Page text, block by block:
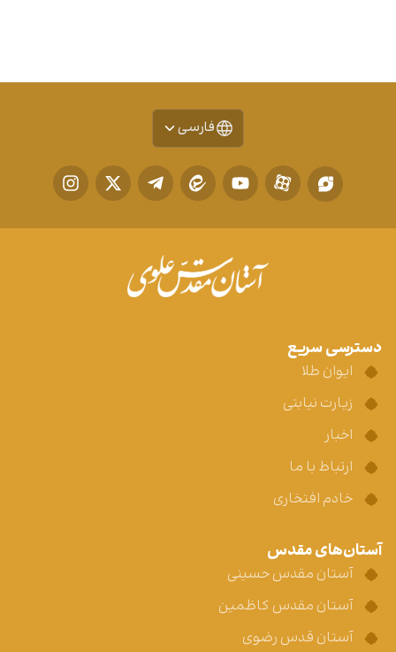
فارسی
دسترسی سریع
ایوان طلا
زیارت نیابتی
اخبار
ارتباط با ما
خادم افتخاری
آستان‌های مقدس
آستان مقدس حسینی
آستان مقدس کاظمین
آستان قدس رضوی